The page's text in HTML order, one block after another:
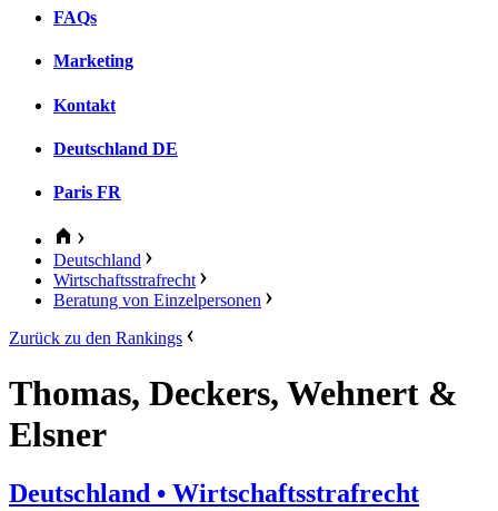
FAQs
Marketing
Kontakt
Deutschland DE
Paris FR
Deutschland
Wirtschaftsstrafrecht
Beratung von Einzelpersonen
Zurück zu den Rankings
Thomas, Deckers, Wehnert &
Elsner
Deutschland • Wirtschaftsstrafrecht